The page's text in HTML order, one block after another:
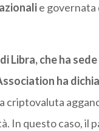
e governata
Libra, che ha
ha
criptovaluta
In questo caso, il